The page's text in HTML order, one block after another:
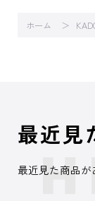
ホーム
最近見
最近見た商品が